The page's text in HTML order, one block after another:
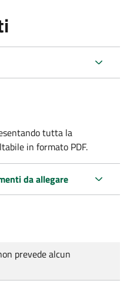
tutta la
in formato PDF.
da allegare
prevede alcun